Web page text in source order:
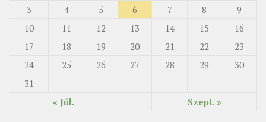
« Júl. Szept. »
3
4 5 6 7 8
9
10
11 12 13 14 15
16
17
18 19 20 21 22
23
24
25 26 27 28 29
30
31